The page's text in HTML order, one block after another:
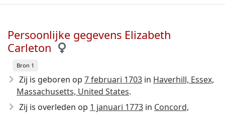
Persoonlijke gegevens Elizabeth
Carleton
Bron 1
Zij is geboren op 7 februari 1703 in Haverhill, Essex,
Massachusetts, United States.
Zij is overleden op 1 januari 1773 in Concord,